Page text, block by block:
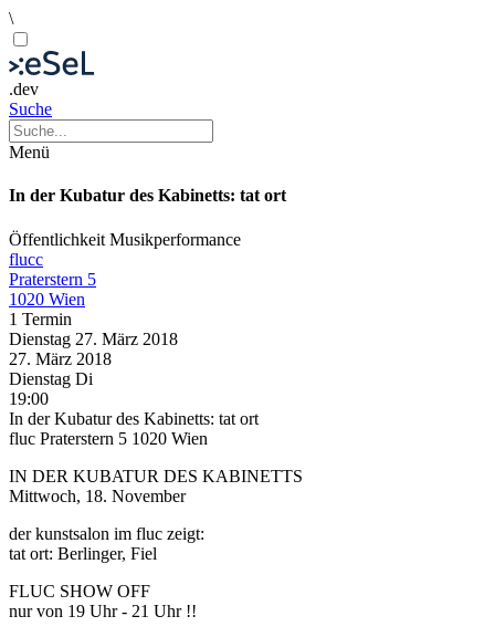
\
.dev
Suche
Menü
In der Kubatur des Kabinetts: tat ort
Öffentlichkeit Musikperformance
flucc
Praterstern 5
1020 Wien
1 Termin
Dienstag 27. März 2018
27. März 2018
Dienstag Di
19:00
In der Kubatur des Kabinetts: tat ort
fluc Praterstern 5 1020 Wien
IN DER KUBATUR DES KABINETTS
Mittwoch, 18. November
der kunstsalon im fluc zeigt:
tat ort: Berlinger, Fiel
FLUC SHOW OFF
nur von 19 Uhr - 21 Uhr !!